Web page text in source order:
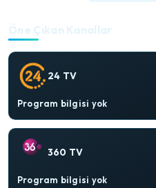
Öne Çıkan Kanallar
24 TV
Program bilgisi yok
360 TV
Program bilgisi yok